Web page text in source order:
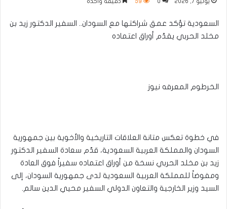
السعودية تؤكد عمق شراكتها مع السودان.. السفير الدكتور زيد بن
مخلد الحربي يقدّم أوراق اعتماده
الخرطوم المعرفه نيوز
في خطوة تعكس متانة العلاقات التاريخية والأخوية بين جمهورية
السودان والمملكة العربية السعودية، قدّم سعادة السفير الدكتور
زيد بن مخلد الحربي نسخة من أوراق اعتماده سفيراً فوق العادة
ومفوضاً للمملكة العربية السعودية لدى جمهورية السودان، إلى
السيد وزير الخارجية والتعاون الدولي السفير محيي الدين سالم.